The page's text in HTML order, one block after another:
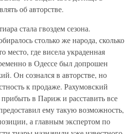
об авторстве.
стала гвоздем сезона.
столько же народа, сколько
место, где висела украденная
в Одессе был допрошен
Он сознался в авторстве, но
к продаже. Рахумовский
прибыть в Париж и расставить все
ему такую возможность,
а главным экспертом по